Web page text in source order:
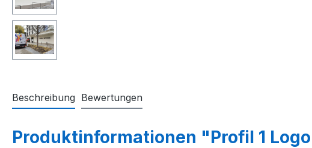
Beschreibung Bewertungen
Produktinformationen "Profil 1